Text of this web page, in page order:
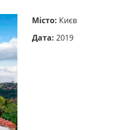
Місто: Києв
Дата: 2019